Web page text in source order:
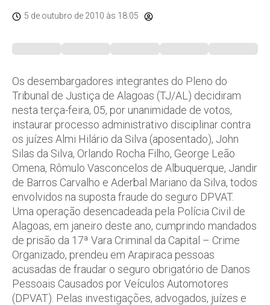
5 de outubro de 2010 às 18:05
Os desembargadores integrantes do Pleno do
Tribunal de Justiça de Alagoas (TJ/AL) decidiram
nesta terça-feira, 05, por unanimidade de votos,
instaurar processo administrativo disciplinar contra
os juízes Almi Hilário da Silva (aposentado), John
Silas da Silva, Orlando Rocha Filho, George Leão
Omena, Rômulo Vasconcelos de Albuquerque, Jandir
de Barros Carvalho e Aderbal Mariano da Silva, todos
envolvidos na suposta fraude do seguro DPVAT.
Uma operação desencadeada pela Polícia Civil de
Alagoas, em janeiro deste ano, cumprindo mandados
de prisão da 17ª Vara Criminal da Capital – Crime
Organizado, prendeu em Arapiraca pessoas
acusadas de fraudar o seguro obrigatório de Danos
Pessoais Causados por Veículos Automotores
(DPVAT). Pelas investigações, advogados, juízes e